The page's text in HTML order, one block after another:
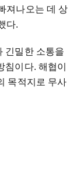
져나오는 데 상
다.
긴밀한 소통을
이다. 해협이
목적지로 무사